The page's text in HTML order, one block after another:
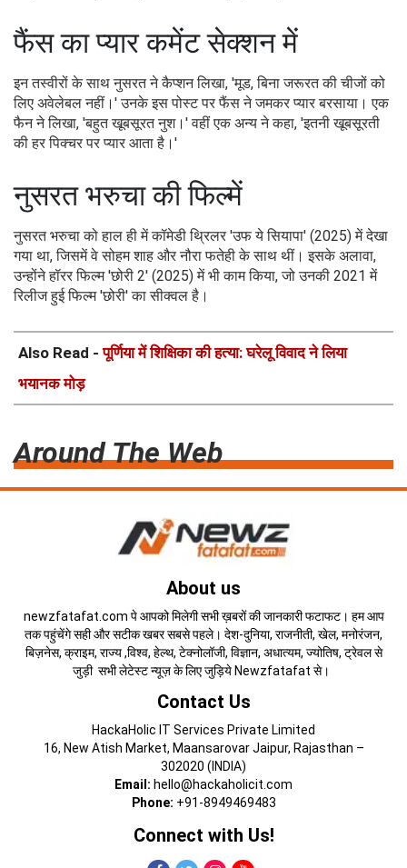
फैंस का प्यार कमेंट सेक्शन में
इन तस्वीरों के साथ नुसरत ने कैप्शन लिखा, 'मूड, बिना जरूरत की चीजों को
लिए अवेलेबल नहीं।' उनके इस पोस्ट पर फैंस ने जमकर प्यार बरसाया। एक
फैन ने लिखा, 'बहुत खूबसूरत नुश।' वहीं एक अन्य ने कहा, 'इतनी खूबसूरती
की हर पिक्चर पर प्यार आता है।'
नुसरत भरुचा की फिल्में
नुसरत भरुचा को हाल ही में कॉमेडी थ्रिलर 'उफ ये सियापा' (2025) में देखा
गया था, जिसमें वे सोहम शाह और नौरा फतेही के साथ थीं। इसके अलावा,
उन्होंने हॉरर फिल्म 'छोरी 2' (2025) में भी काम किया, जो उनकी 2021 में
रिलीज हुई फिल्म 'छोरी' का सीक्वल है।
Also Read -पूर्णिया में शिक्षिका की हत्या: घरेलू विवाद ने लिया
भयानक मोड़
Around The Web
About us
newzfatafat.com पे आपको मिलेगी सभी ख़बरों की जानकारी फटाफट। हम आप
तक पहुंचेंगे सही और सटीक खबर सबसे पहले। देश-दुनिया, राजनीती, खेल, मनोरंजन,
बिज़नेस, क्राइम, राज्य ,विश्व, हेल्थ, टेक्नोलॉजी, विज्ञान, अधात्यम, ज्योतिष, ट्रेवल से
जुड़ी सभी लेटेस्ट न्यूज़ के लिए जुड़िये Newzfatafat से।
Contact Us
HackaHolic IT Services Private Limited
16, New Atish Market, Maansarovar Jaipur, Rajasthan –
302020 (INDIA)
Email: hello@hackaholicit.com
Phone: +91-8949469483
Connect with Us!